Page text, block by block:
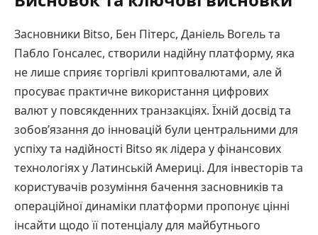
Засновники Bitso, Бен Пітерс, Даніель Вогель та
Пабло Гонсалес, створили надійну платформу, яка
не лише сприяє торгівлі криптовалютами, але й
просуває практичне використання цифрових
валют у повсякденних транзакціях. Їхній досвід та
зобов’язання до інновацій були центральними для
успіху та надійності Bitso як лідера у фінансових
технологіях у Латинській Америці. Для інвесторів та
користувачів розуміння бачення засновників та
операційної динаміки платформи пропонує цінні
інсайти щодо її потенціалу для майбутнього